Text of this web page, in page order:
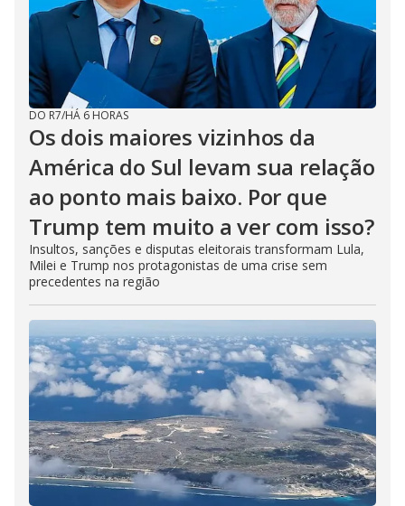
DO R7/HÁ 6 HORAS
Os dois maiores vizinhos da
América do Sul levam sua relação
ao ponto mais baixo. Por que
Trump tem muito a ver com isso?
Insultos, sanções e disputas eleitorais transformam Lula,
Milei e Trump nos protagonistas de uma crise sem
precedentes na região